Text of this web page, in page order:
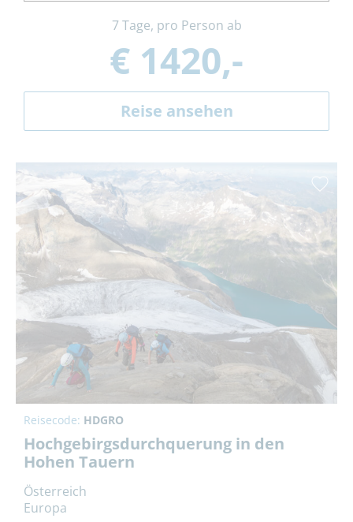
7 Tage, pro Person ab
€ 1420,-
Reise ansehen
Reisecode: HDGRO
Hochgebirgsdurchquerung in den
Hohen Tauern
Österreich
Europa